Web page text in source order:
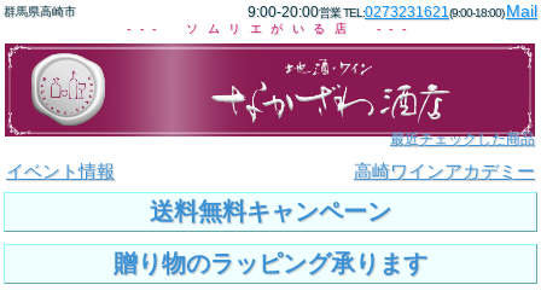
群馬県高崎市 9:00-20:00営業 TEL:0273231621(9:00-18:00)Mail
--- ソムリエがいる店 ---
最近チェックした商品
イベント情報 高崎ワインアカデミー
送料無料キャンペーン
贈り物のラッピング承ります